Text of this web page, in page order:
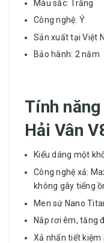
Màu sắc: Trắng
Công nghệ: Ý
Sản xuất tại Việt
Bảo hành: 2 năm
Tính
Hải Vân
Kiểu dáng một
Công nghệ xả:
không gây tiếng
Men sứ Nano
Nắp rơi êm, tăng
Xả nhấn tiết kiệm